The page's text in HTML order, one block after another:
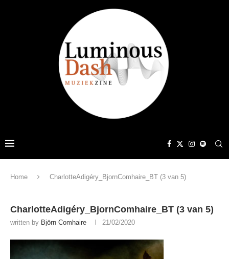
Home CharlotteAdigéry_BjornComhaire_BT (3 van 5)
CharlotteAdigéry_BjornComhaire_BT (3 van 5)
written by Björn Comhaire 21/02/2020